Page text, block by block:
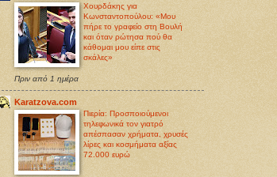
Χουρδάκης για
Κωνσταντοπούλου: «Μου
πήρε το γραφείο στη Βουλή
και όταν ρώτησα πού θα
κάθομαι μου είπε στις
σκάλες»
Πριν από 1 ημέρα
Karatzova.com
Πιερία: Προσποιούμενοι
τηλεφωνικά τον γιατρό
απέσπασαν χρήματα, χρυσές
λίρες και κοσμήματα αξίας
72.000 ευρώ